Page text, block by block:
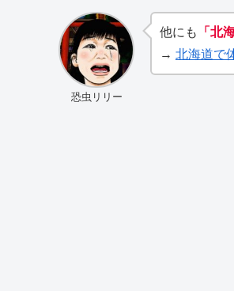
恐虫リリー
他にも 「北
→ 北海道で